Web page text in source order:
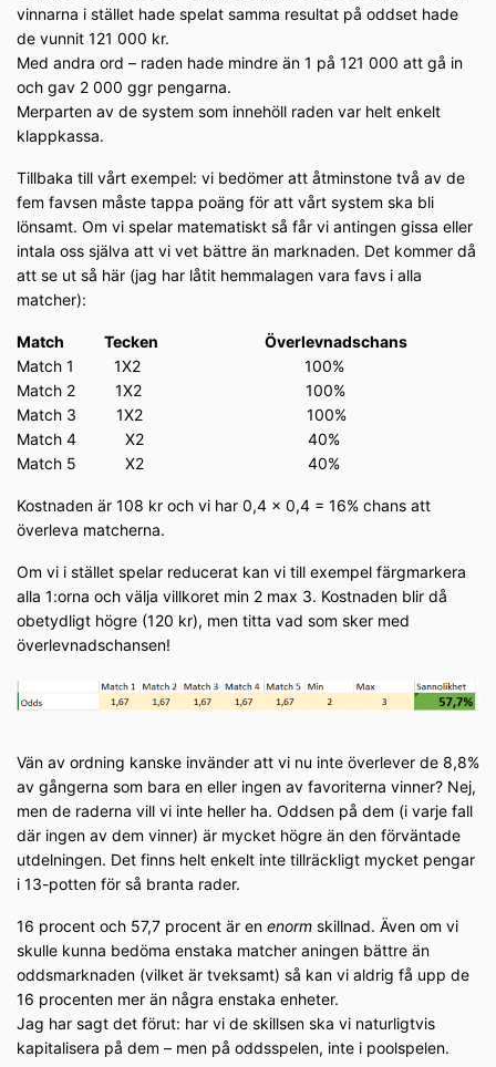
vinnarna i stället hade spelat samma resultat på oddset hade
de vunnit 121 000 kr.
Med andra ord – raden hade mindre än 1 på 121 000 att gå in
och gav 2 000 ggr pengarna.
Merparten av de system som innehöll raden var helt enkelt
klappkassa.
Tillbaka till vårt exempel: vi bedömer att åtminstone två av de
fem favsen måste tappa poäng för att vårt system ska bli
lönsamt. Om vi spelar matematiskt så får vi antingen gissa eller
intala oss själva att vi vet bättre än marknaden. Det kommer då
att se ut så här (jag har låtit hemmalagen vara favs i alla
matcher):
Match Tecken Överlevnadschans
Match 1 1X2 100%
Match 2 1X2 100%
Match 3 1X2 100%
Match 4 X2 40%
Match 5 X2 40%
Kostnaden är 108 kr och vi har 0,4 x 0,4 = 16% chans att
överleva matcherna.
Om vi i stället spelar reducerat kan vi till exempel färgmarkera
alla 1:orna och välja villkoret min 2 max 3. Kostnaden blir då
obetydligt högre (120 kr), men titta vad som sker med
överlevnadschansen!
Vän av ordning kanske invänder att vi nu inte överlever de 8,8%
av gångerna som bara en eller ingen av favoriterna vinner? Nej,
men de raderna vill vi inte heller ha. Oddsen på dem (i varje fall
där ingen av dem vinner) är mycket högre än den förväntade
utdelningen. Det finns helt enkelt inte tillräckligt mycket pengar
i 13-potten för så branta rader.
16 procent och 57,7 procent är en enorm skillnad. Även om vi
skulle kunna bedöma enstaka matcher aningen bättre än
oddsmarknaden (vilket är tveksamt) så kan vi aldrig få upp de
16 procenten mer än några enstaka enheter.
Jag har sagt det förut: har vi de skillsen ska vi naturligtvis
kapitalisera på dem – men på oddsspelen, inte i poolspelen.